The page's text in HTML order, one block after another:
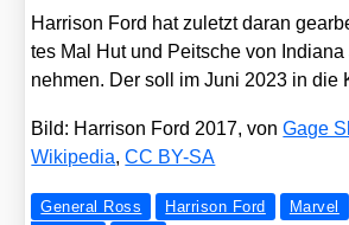
Har­ri­son Ford hat zuletzt dar­an
tes Mal Hut und Peit­sche von
neh­men. Der soll im Juni 2023 in die
Bild: Har­ri­son Ford 2017, vonGage
Wiki­pe­dia,CC BY-SA
General Ross Harrison Ford Marvel